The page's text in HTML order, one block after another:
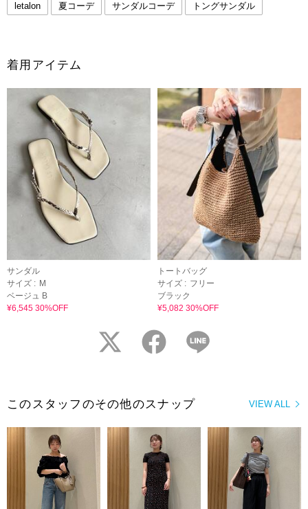
letalon 夏コーデ サンダルコーデ トングサンダル
着用アイテム
サンダル
サイズ : M
ベージュ B
¥6,545 30%OFF
トートバッグ
サイズ : フリー
ブラック
¥5,082 30%OFF
twitter facebook
VIEW ALL
このスタッフのその他のスナップ